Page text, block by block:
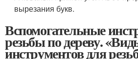
вырезания букв.
Вспомогательные
резьбы по дереву.
инструментов для